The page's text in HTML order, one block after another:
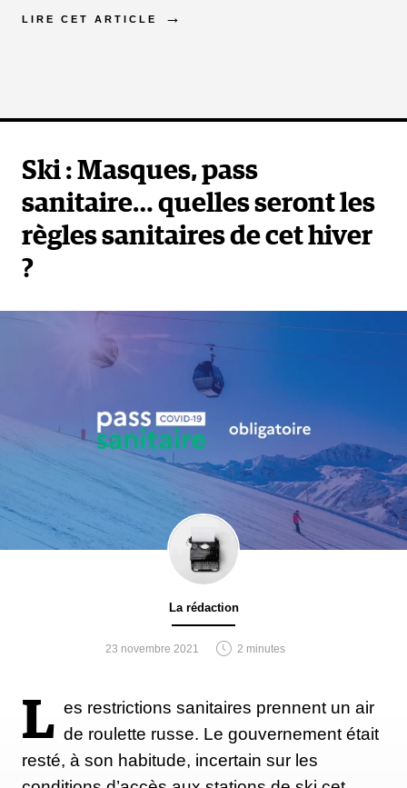
LIRE CET ARTICLE
Ski : Masques, pass
sanitaire… quelles seront les
règles sanitaires de cet hiver
?
La rédaction
23 novembre 2021 2 minutes
L es restrictions sanitaires prennent un air
de roulette russe. Le gouvernement était
resté, à son habitude, incertain sur les